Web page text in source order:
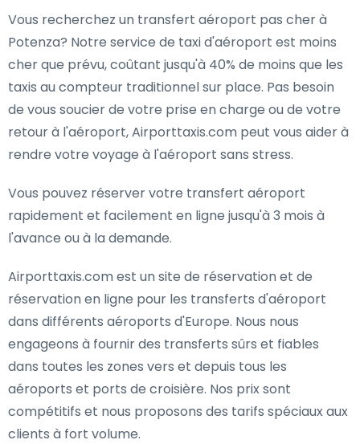
Vous recherchez un transfert aéroport pas cher à
Potenza? Notre service de taxi d'aéroport est moins
cher que prévu, coûtant jusqu'à 40% de moins que les
taxis au compteur traditionnel sur place. Pas besoin
de vous soucier de votre prise en charge ou de votre
retour à l'aéroport, Airporttaxis.com peut vous aider à
rendre votre voyage à l'aéroport sans stress.
Vous pouvez réserver votre transfert aéroport
rapidement et facilement en ligne jusqu'à 3 mois à
l'avance ou à la demande.
Airporttaxis.com est un site de réservation et de
réservation en ligne pour les transferts d'aéroport
dans différents aéroports d'Europe. Nous nous
engageons à fournir des transferts sûrs et fiables
dans toutes les zones vers et depuis tous les
aéroports et ports de croisière. Nos prix sont
compétitifs et nous proposons des tarifs spéciaux aux
clients à fort volume.